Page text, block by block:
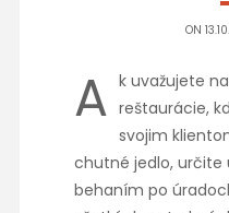
ON
A k uvažujete
reštaurácie,
svojim
chutné jedlo, určite
behaním po